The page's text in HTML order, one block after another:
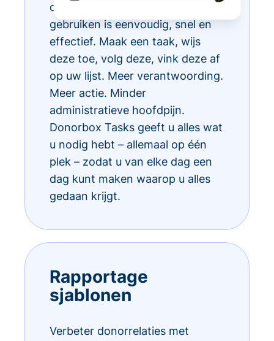
doen en wanneer. Taken
gebruiken is eenvoudig, snel en
effectief. Maak een taak, wijs
deze toe, volg deze, vink deze af
op uw lijst. Meer verantwoording.
Meer actie. Minder
administratieve hoofdpijn.
Donorbox Tasks geeft u alles wat
u nodig hebt – allemaal op één
plek – zodat u van elke dag een
dag kunt maken waarop u alles
gedaan krijgt.
Rapportage
sjablonen
Verbeter donorrelaties met